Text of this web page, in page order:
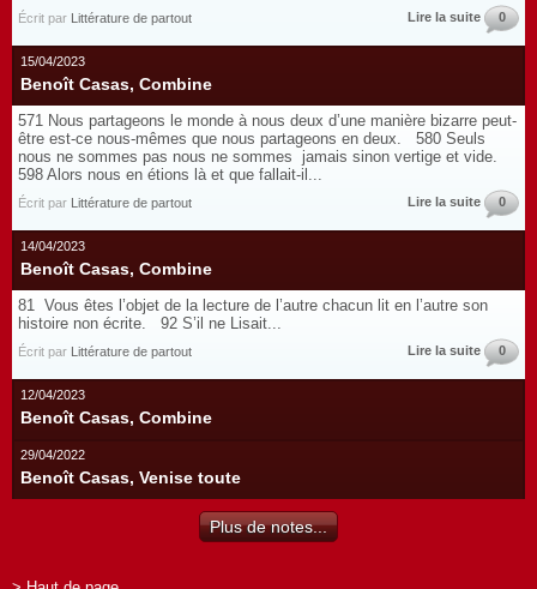
Écrit par Littérature de partout Lire la suite 0
15/04/2023
Benoît Casas, Combine
571 Nous partageons le monde à nous deux d’une manière bizarre peut-
être est-ce nous-mêmes que nous partageons en deux. 580 Seuls
nous ne sommes pas nous ne sommes jamais sinon vertige et vide.
598 Alors nous en étions là et que fallait-il...
Écrit par Littérature de partout Lire la suite 0
14/04/2023
Benoît Casas, Combine
81 Vous êtes l’objet de la lecture de l’autre chacun lit en l’autre son
histoire non écrite. 92 S’il ne Lisait...
Écrit par Littérature de partout Lire la suite 0
12/04/2023
Benoît Casas, Combine
29/04/2022
Benoît Casas, Venise toute
Plus de notes...